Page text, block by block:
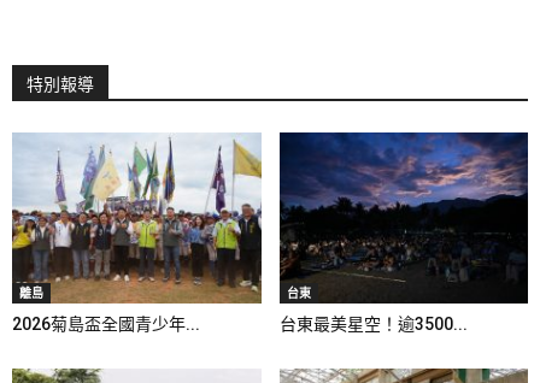
特別報導
離島
2026菊島盃全國青少年...
台東
台東最美星空！逾3500...